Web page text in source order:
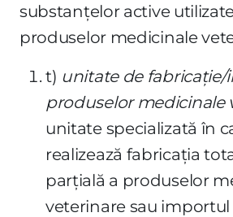
substanţelor active
produselor medicinale
t) unitate de fabricaţie/
produselor medicinale
unitate specializată în
realizează fabricaţia
parţială a produselor
veterinare sau